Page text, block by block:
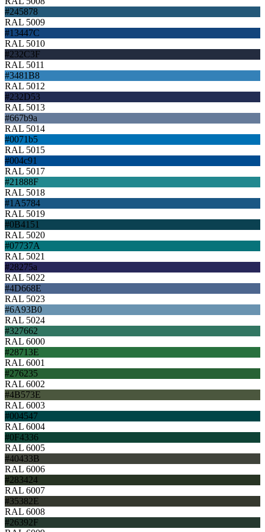
#245878
RAL 5009
#13447C
RAL 5010
#232C3F
RAL 5011
#3481B8
RAL 5012
#232D53
RAL 5013
#667b9a
RAL 5014
#0071b5
RAL 5015
#004c91
RAL 5017
#21888F
RAL 5018
#1A5784
RAL 5019
#0B4151
RAL 5020
#07737A
RAL 5021
#28275a
RAL 5022
#4D668E
RAL 5023
#6A93B0
RAL 5024
#327662
RAL 6000
#28713E
RAL 6001
#276235
RAL 6002
#4B573E
RAL 6003
#004547
RAL 6004
#0F4336
RAL 6005
#40433B
RAL 6006
#283424
RAL 6007
#35382E
RAL 6008
#26392F